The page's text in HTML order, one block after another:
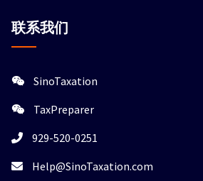
联系我们
SinoTaxation
TaxPreparer
929-520-0251
Help@SinoTaxation.com